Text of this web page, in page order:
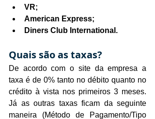
VR;
American Express;
Diners Club International.
Quais são as taxas?
De acordo com o site da empresa a
taxa é de 0% tanto no débito quanto no
crédito à vista nos primeiros 3 meses.
Já as outras taxas ficam da seguinte
maneira (Método de Pagamento/Tipo